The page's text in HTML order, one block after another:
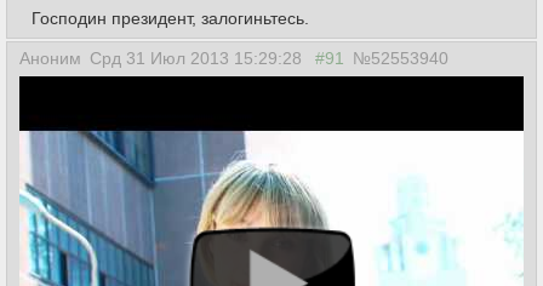
Господин президент, залогиньтесь.
Аноним Срд 31 Июл 2013 15:29:28 #91 №52553940